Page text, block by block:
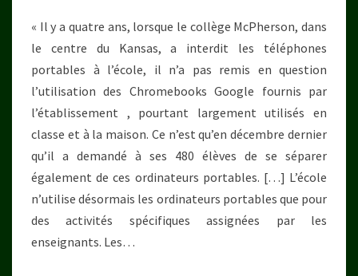
LE
DÉVELOPPEMENT
DES
ENFANTS
« Il y a quatre ans, lorsque le collège McPherson, dans
le centre du Kansas, a interdit les téléphones
portables à l’école, il n’a pas remis en question
l’utilisation des Chromebooks Google fournis par
l’établissement , pourtant largement utilisés en
classe et à la maison. Ce n’est qu’en décembre dernier
qu’il a demandé à ses 480 élèves de se séparer
également de ces ordinateurs portables. […] L’école
n’utilise désormais les ordinateurs portables que pour
des activités spécifiques assignées par les
enseignants. Les…